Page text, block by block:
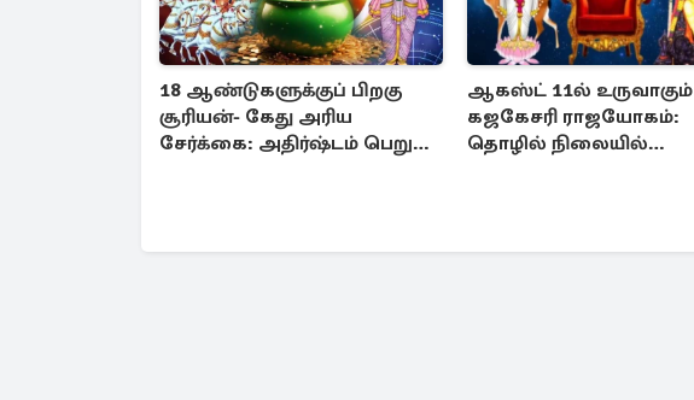
18 ஆண்டுகளுக்குப் பிறகு
சூரியன்- கேது அரிய
சேர்க்கை: அதிர்ஷ்டம் பெறும்
ஆகஸ்ட் 11ல் உருவாகும்
கஜகேசரி ராஜயோகம்:
தொழில் நிலையில்